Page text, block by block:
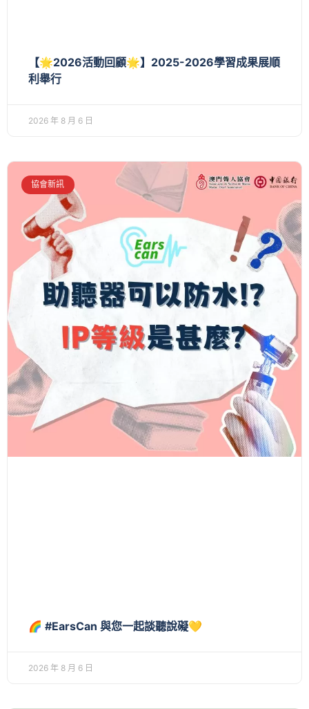
【🌟2026活動回顧🌟】2025-2026學習成果展順
利舉行
2026 年 8 月 6 日
協會新訊
🌈 #EarsCan 與您一起談聽說礙💛
2026 年 8 月 6 日